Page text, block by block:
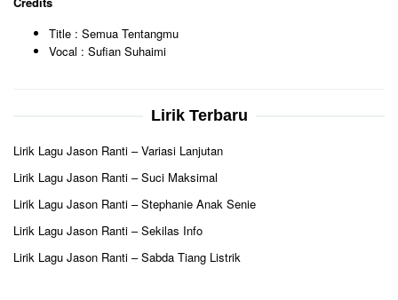
Title : Semua Tentangmu
Vocal : Sufian Suhaimi
Lirik Terbaru
Lirik Lagu Jason Ranti – Variasi Lanjutan
Lirik Lagu Jason Ranti – Suci Maksimal
Lirik Lagu Jason Ranti – Stephanie Anak Senie
Lirik Lagu Jason Ranti – Sekilas Info
Lirik Lagu Jason Ranti – Sabda Tiang Listrik